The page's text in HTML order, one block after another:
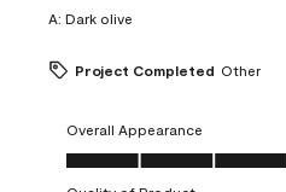
A: Dark olive
Project Completed Other
Overall Appearance
Overall Appearance, 5.0 out of 5